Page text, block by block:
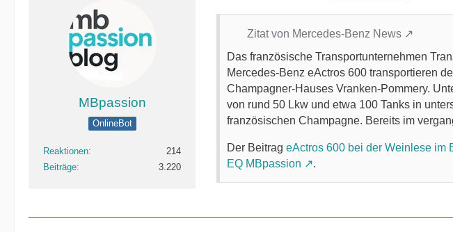
MBpassion
OnlineBot
Reaktionen
214
Beiträge
3.220
Zitat von Mercedes-Benz News
Das französische Transportunternehmen
Mercedes-Benz eActros 600 transportieren
Champagner-Hauses Vranken-Pommery.
von rund 50 Lkw und etwa 100 Tanks in
französischen Champagne. Bereits im
Der Beitrag eActros 600 bei der Weinlese im
EQ MBpassion
.